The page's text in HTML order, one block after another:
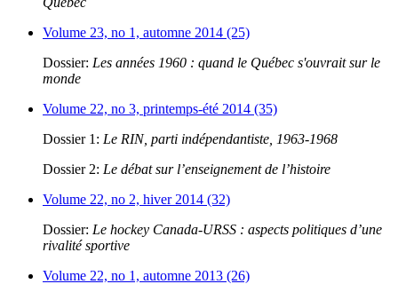
Volume 23, no 1, automne 2014 (25)
Dossier: Les années 1960 : quand le Québec s'ouvrait sur le
monde
Volume 22, no 3, printemps-été 2014 (35)
Dossier 1: Le RIN, parti indépendantiste, 1963-1968
Dossier 2: Le débat sur l’enseignement de l’histoire
Volume 22, no 2, hiver 2014 (32)
Dossier: Le hockey Canada-URSS : aspects politiques d’une
rivalité sportive
Volume 22, no 1, automne 2013 (26)